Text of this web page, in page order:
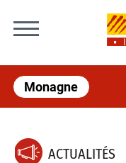
Monagne
ACTUALITÉS